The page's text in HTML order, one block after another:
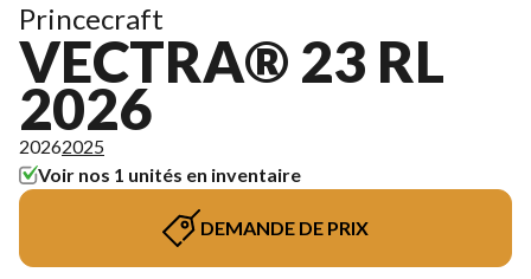
Princecraft
VECTRA® 23 RL
2026
20262025
Voir nos 1 unités en inventaire
DEMANDE DE PRIX